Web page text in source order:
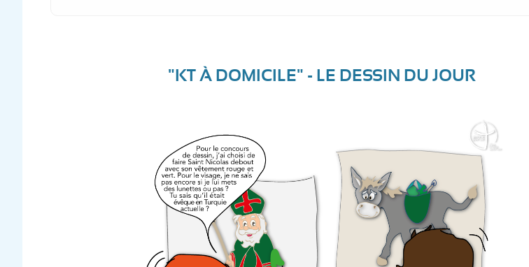
"KT À DOMICILE" - LE DESSIN DU JOUR